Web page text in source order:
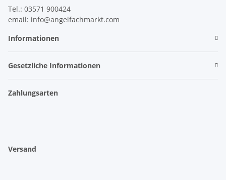
Tel.: 03571 900424
email: info@angelfachmarkt.com
Informationen
Gesetzliche Informationen
Zahlungsarten
Versand